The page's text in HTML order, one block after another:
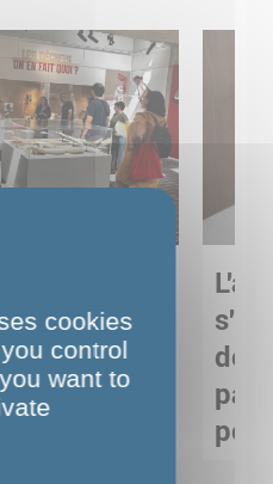
de
à la
de
cookies
control
want to